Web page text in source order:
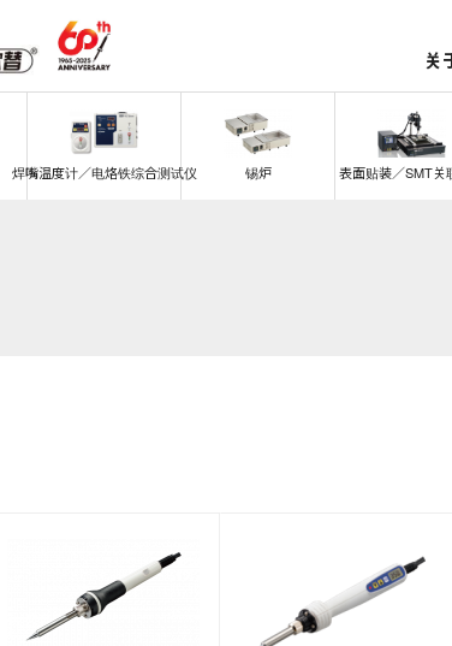
关
焊嘴温度计／电烙铁综合测试仪 锡炉 表面贴装／SMT关